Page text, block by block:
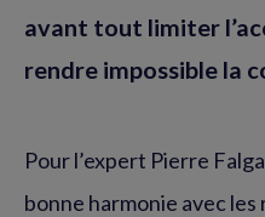
avant tout limiter
rendre impossible la
Pour l’expert Pierre
bonne harmonie avec